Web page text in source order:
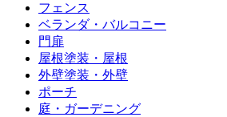
フェンス
ベランダ・バルコニー
門扉
屋根塗装・屋根
外壁塗装・外壁
ポーチ
庭・ガーデニング